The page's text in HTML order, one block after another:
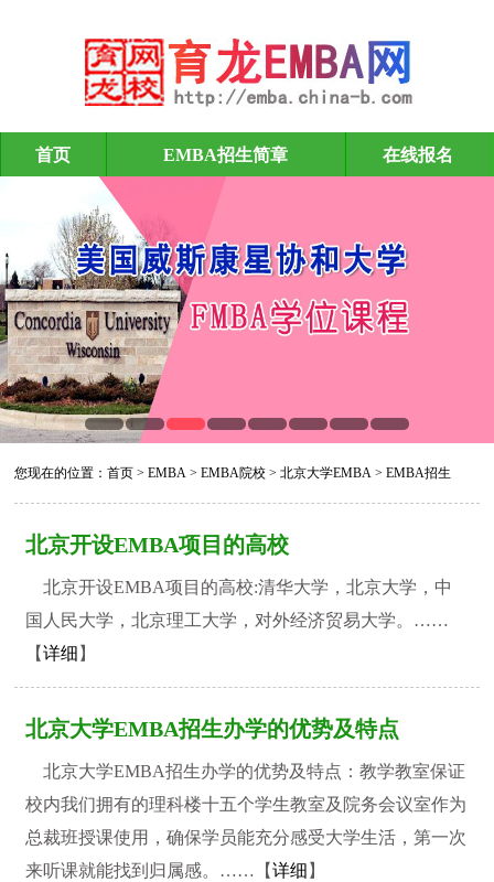
EMBA招生
首页 EMBA招生简章 在线报名
您现在的位置：首页 >EMBA >EMBA院校 >北京大学EMBA >EMBA招生
北京开设EMBA项目的高校
北京开设EMBA项目的高校:清华大学，北京大学，中
国人民大学，北京理工大学，对外经济贸易大学。……
【详细 】
北京大学EMBA招生办学的优势及特点
北京大学EMBA招生办学的优势及特点：教学教室保证
校内我们拥有的理科楼十五个学生教室及院务会议室作为
总裁班授课使用，确保学员能充分感受大学生活，第一次
来听课就能找到归属感。……【详细 】